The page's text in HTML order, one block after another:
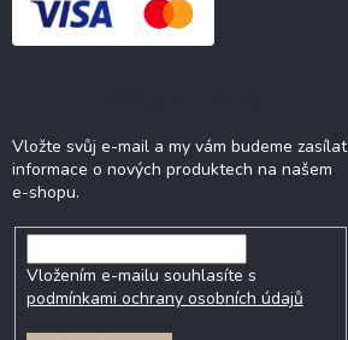
Vložte svůj e-mail a my vám budeme zasílat
informace o nových produktech na našem
e-shopu.
Vložením e-mailu souhlasíte s
podmínkami ochrany osobních údajů